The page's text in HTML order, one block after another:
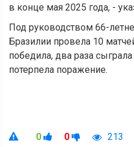
в конце мая 2025 года, -
Под руководством 66-
Бразилии провела 10
победила, два раза
потерпела поражение.
0 0 213